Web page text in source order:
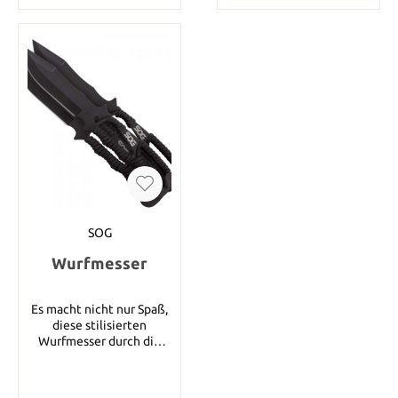
Die Kanten sind extrem
SOG
Wurfmesser
Es macht nicht nur Spaß,
diese stilisierten
Wurfmesser durch die